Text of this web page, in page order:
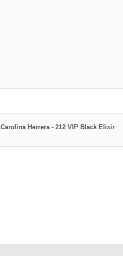
Carolina Herrera- 212 VIP Black Elixir